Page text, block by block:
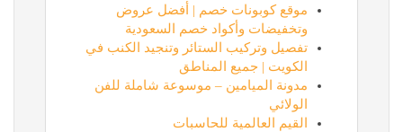
موقع كوبونات خصم | أفضل عروض
وتخفيضات وأكواد خصم السعودية
تفصيل وتركيب الستائر وتنجيد الكنب في
الكويت | جميع المناطق
مدونة الميامين – موسوعة شاملة للفن
الولائي
القيم العالمية للحاسبات